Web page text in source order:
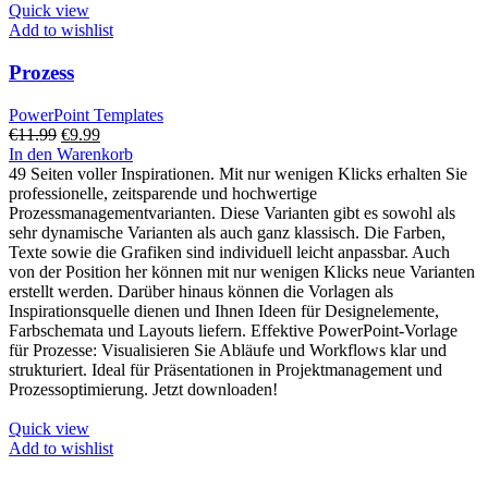
Quick view
Add to wishlist
Prozess
PowerPoint Templates
€11.99 Ursprünglicher
Preis
war:
€11.99
€9.99Aktueller
Preis
ist:
€9.99.
In den Warenkorb
49 Seiten voller Inspirationen. Mit nur wenigen Klicks erhalten Sie
professionelle, zeitsparende und hochwertige
Prozessmanagementvarianten. Diese Varianten gibt es sowohl als
sehr dynamische Varianten als auch ganz klassisch. Die Farben,
Texte sowie die Grafiken sind individuell leicht anpassbar. Auch
von der Position her können mit nur wenigen Klicks neue Varianten
erstellt werden. Darüber hinaus können die Vorlagen als
Inspirationsquelle dienen und Ihnen Ideen für Designelemente,
Farbschemata und Layouts liefern. Effektive PowerPoint-Vorlage
für Prozesse: Visualisieren Sie Abläufe und Workflows klar und
strukturiert. Ideal für Präsentationen in Projektmanagement und
Prozessoptimierung. Jetzt downloaden!
Quick view
Add to wishlist